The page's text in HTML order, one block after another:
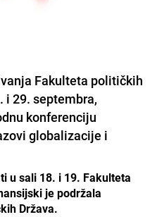
Fakulteta političkih
i 29. septembra,
konferenciju
globalizacije i
u sali 18. i 19. Fakulteta
je podržala
Država.